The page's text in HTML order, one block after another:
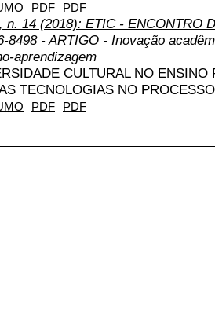
PDF PDF
n. 14 (2018): ETIC - ENCONTRO
8498- ARTIGO - Inovação
aprendizagem
CULTURAL NO
TECNOLOGIAS NO
PDF PDF